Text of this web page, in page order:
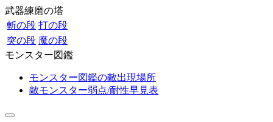
武器練磨の塔
斬の段 打の段
突の段 魔の段
モンスター図鑑
モンスター図鑑の敵出現場所
敵モンスター弱点/耐性早見表